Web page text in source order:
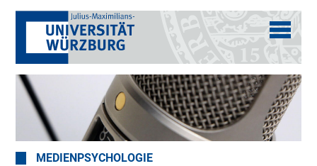
MEDIENPSYCHOLOGIE